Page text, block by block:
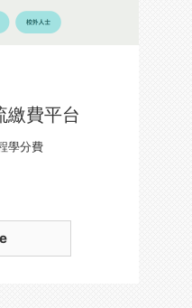
繳費平台
學分費